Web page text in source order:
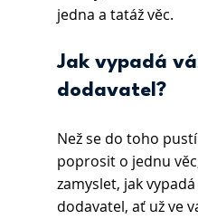
jedna a tatáž věc.
Jak vypadá
dodavatel?
Než se do toho
poprosit o jednu
zamyslet, jak
dodavatel, ať už ve